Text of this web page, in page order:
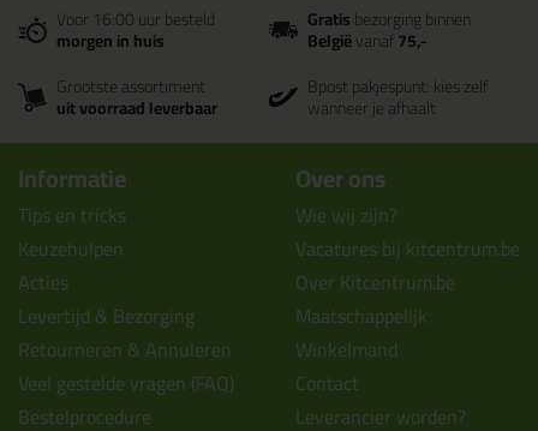
Voor 16:00 uur besteld
morgen in huis
Gratisbezorging binnen
Belgiëvanaf75,-
Grootste assortiment
uit voorraad leverbaar
Bpost pakjespunt: kies zelf
wanneer je afhaalt
Informatie
Tips en tricks
Keuzehulpen
Acties
Levertijd & Bezorging
Retourneren & Annuleren
Veel gestelde vragen (FAQ)
Bestelprocedure
Over ons
Wie wij zijn?
Vacatures bij kitcentrum.be
Over Kitcentrum.be
Maatschappelijk
Winkelmand
Contact
Leverancier worden?